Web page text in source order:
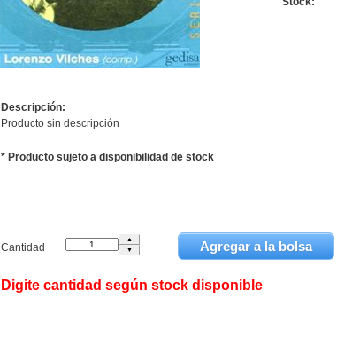
Descripción:
Producto sin descripción
* Producto sujeto a disponibilidad de stock
Cantidad
Digite cantidad según stock disponible